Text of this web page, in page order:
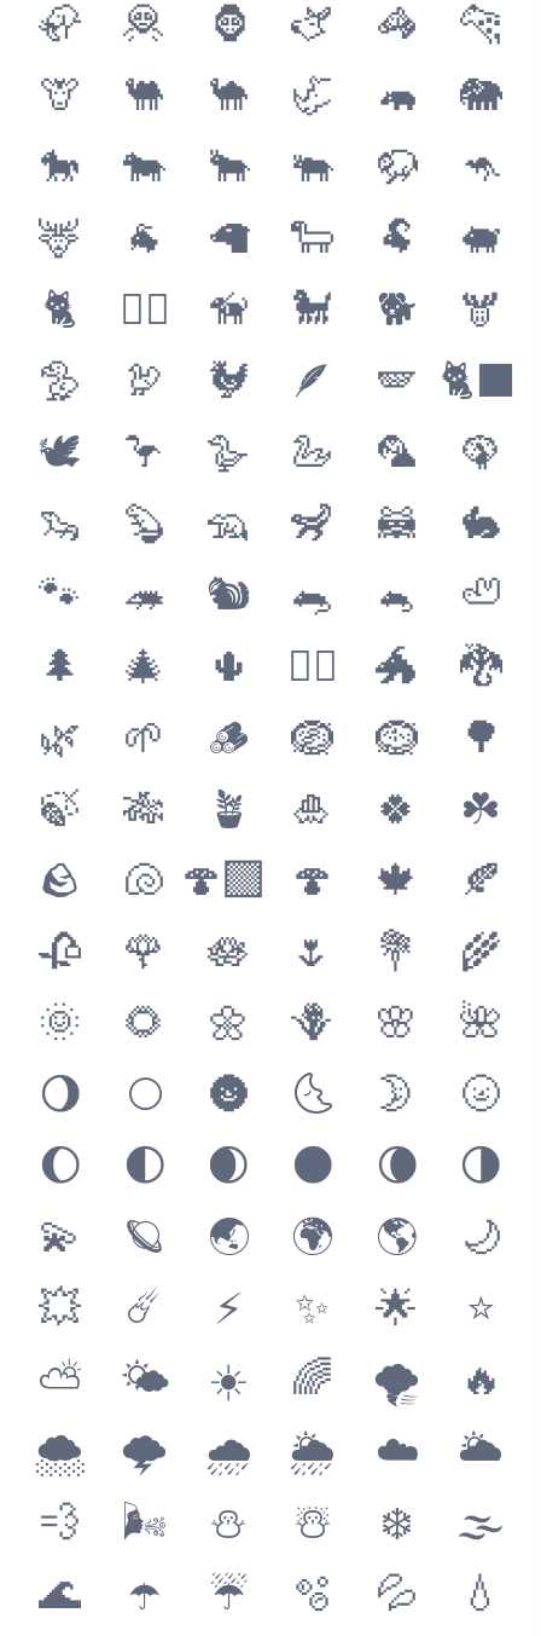
🐆
🦓
🫏
🦍
🦧
🦣
🐘
🦛
🦏
🐪
🐫
🦒
🦘
🦬
🐃
🐂
🐄
🐎
🐖
🐏
🐑
🦙
🐐
🦌
🫎
🐕
🐩
🦮
🐕‍🦺
🐈
🐈‍⬛
🪽
🪶
🐓
🦃
🦤
🦚
🦜
🦢
🪿
🦩
🕊
🐇
🦝
🦨
🦡
🦫
🦦
🦥
🐁
🐀
🐿
🦔
🐾
🐉
🐲
🐦‍🔥
🌵
🎄
🌲
🌳
🪹
🪺
🪵
🌱
🌿
☘️
🍀
🎍
🪴
🎋
🍃
🍂
🍁
🍄
🍄‍🟫
🐚
🪨
🌾
💐
🌷
🪷
🌹
🥀
🌺
🌸
🪻
🌼
🌻
🌞
🌝
🌛
🌜
🌚
🌕
🌖
🌗
🌘
🌑
🌒
🌓
🌔
🌙
🌎
🌍
🌏
🪐
💫
⭐️
🌟
✨
⚡️
☄️
💥
🔥
🌪
🌈
☀️
🌤
⛅️
🌥
☁️
🌦
🌧
🌩
🌨
🌫
❄️
☃️
⛄️
🌬
💨
💧
💦
🫧
☔️
☂️
🌊